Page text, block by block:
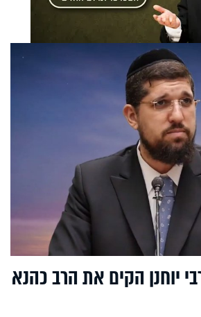
יוחנן הקים את הרב כהנא